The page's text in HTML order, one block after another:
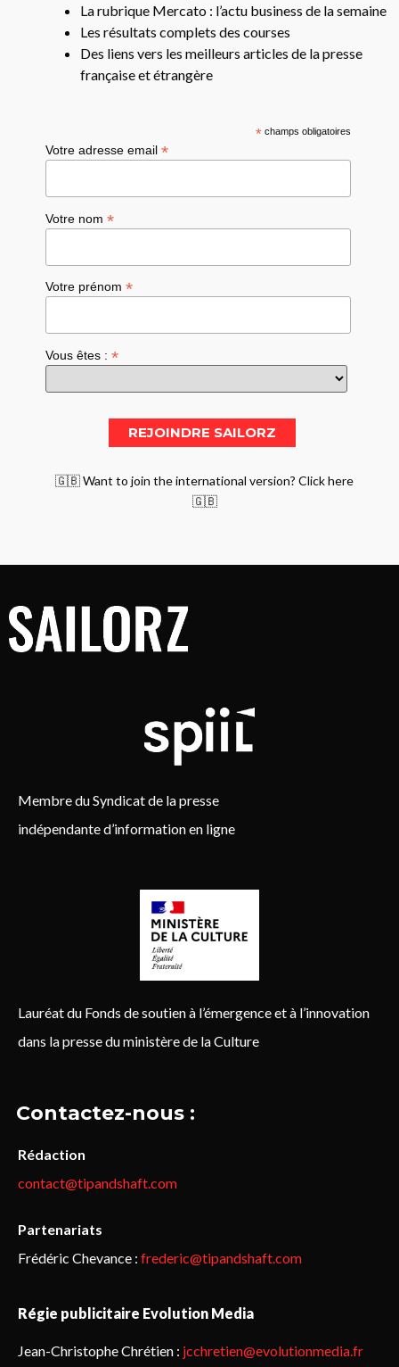
La rubrique Mercato : l’actu business de la semaine
Les résultats complets des courses
Des liens vers les meilleurs articles de la presse
française et étrangère
*champs obligatoires
Votre adresse email*
Votre nom*
Votre prénom*
Vous êtes :*
🇬🇧 Want to join the international version? Click here
🇬🇧
Membre du Syndicat de la presse
indépendante d’information en ligne
Lauréat du Fonds de soutien à l’émergence et à l’innovation
dans la presse du ministère de la Culture
Contactez-nous :
Rédaction
contact@tipandshaft.com
Partenariats
Frédéric Chevance : frederic@tipandshaft.com
Régie publicitaire Evolution Media
Jean-Christophe Chrétien : jcchretien@evolutionmedia.fr